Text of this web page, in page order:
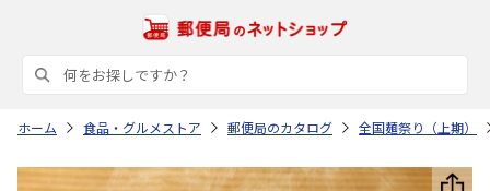
ホーム 食品・グルメストア 郵便局のカタログ 全国麺祭り（上期）